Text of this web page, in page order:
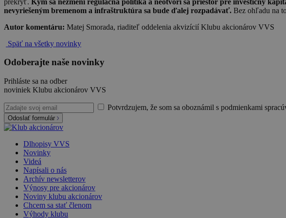
nevyriešeným bremenom a infraštruktúra sa bude ďalej rozpadávať. Bez ohľadu na
Autor komentáru: Matej Smorada, riaditeľ oddelenia akvizícií Klubu akcionárov VVS
Späť na všetky novinky
Odoberajte naše novinky
Prihláste sa na odber
noviniek Klubu akcionárov VVS
Potvrdzujem, že som sa oboznámil s podmienkami
Odoslať formulár
Dlhopisy VVS
Novinky
Videá
Napísali o nás
Archív newsletterov
Výnosy pre akcionárov
Noviny klubu akcionárov
Chcem sa stať členom
Výhody klubu